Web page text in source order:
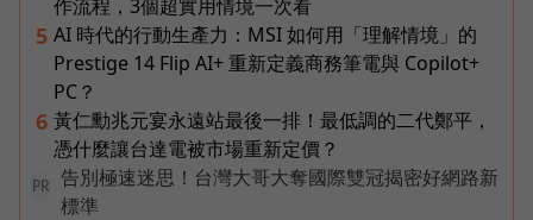
作流程，3個超實用情境一次看
5 AI 時代的行動生產力：MSI 如何用「理解情境」的
Prestige 14 Flip AI+ 重新定義商務筆電與 Copilot+
PC？
6 黃仁勳兆元宴永遠站最後一排！最低調的二代鄭平，
憑什麼讓台達電被市場重新定價？
PR
告別極速迷思！台灣大哥大奪國際雙冠揭密好網路新
標準